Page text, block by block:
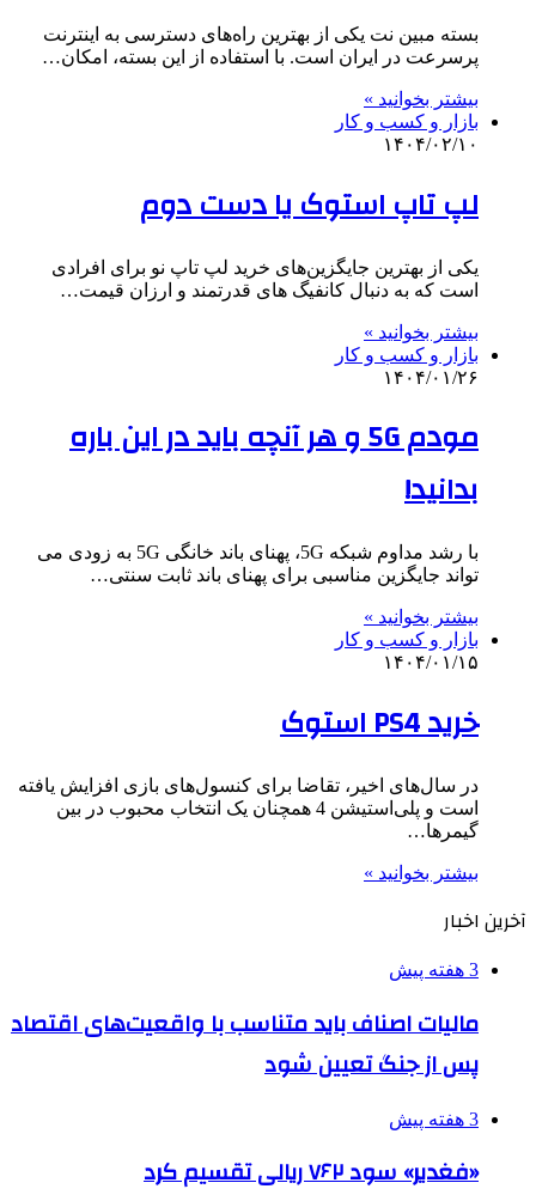
بسته مبین نت یکی از بهترین راه‌های دسترسی به اینترنت
پرسرعت در ایران است. با استفاده از این بسته، امکان…
بیشتر بخوانید »
بازار و کسب و کار
۱۴۰۴/۰۲/۱۰
لپ تاپ استوک یا دست دوم
یکی از بهترین جایگزین‌های خرید لپ تاپ نو برای افرادی
است که به دنبال کانفیگ های قدرتمند و ارزان قیمت…
بیشتر بخوانید »
بازار و کسب و کار
۱۴۰۴/۰۱/۲۶
مودم 5G و هر آنچه باید در این باره
بدانید!
با رشد مداوم شبکه 5G، پهنای باند خانگی 5G به زودی می
تواند جایگزین مناسبی برای پهنای باند ثابت سنتی…
بیشتر بخوانید »
بازار و کسب و کار
۱۴۰۴/۰۱/۱۵
خرید PS4 استوک
در سال‌های اخیر، تقاضا برای کنسول‌های بازی افزایش یافته
است و پلی‌استیشن 4 همچنان یک انتخاب محبوب در بین
گیمرها…
بیشتر بخوانید »
آخرین اخبار
3 هفته پیش
مالیات اصناف باید متناسب با واقعیت‌های اقتصاد
پس از جنگ تعیین شود
3 هفته پیش
«فغدیر» سود ۷۶۲ ریالی تقسیم کرد